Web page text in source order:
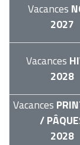
Vacances
2027
Vacances
2028
Vacances
/
2028